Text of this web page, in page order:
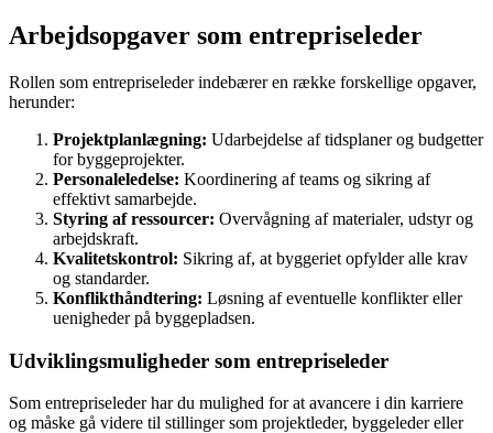
Arbejdsopgaver som entrepriseleder
Rollen som entrepriseleder indebærer en række forskellige opgaver,
herunder:
Projektplanlægning: Udarbejdelse af tidsplaner og budgetter
for byggeprojekter.
Personaleledelse: Koordinering af teams og sikring af
effektivt samarbejde.
Styring af ressourcer: Overvågning af materialer, udstyr og
arbejdskraft.
Kvalitetskontrol: Sikring af, at byggeriet opfylder alle krav
og standarder.
Konflikthåndtering: Løsning af eventuelle konflikter eller
uenigheder på byggepladsen.
Udviklingsmuligheder som entrepriseleder
Som entrepriseleder har du mulighed for at avancere i din karriere
og måske gå videre til stillinger som projektleder, byggeleder eller